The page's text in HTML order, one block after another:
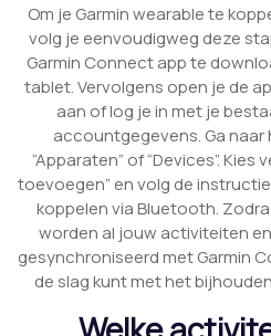
Om je Garmin wearable te
volg je eenvoudigweg deze
Garmin Connect app te
tablet. Vervolgens open je de
aan of log je in met je
accountgegevens. Ga
“Apparaten” of “Devices”.
toevoegen” en volg de
koppelen via Bluetooth.
worden al jouw activiteiten
gesynchroniseerd met Garmin
de slag kunt met het